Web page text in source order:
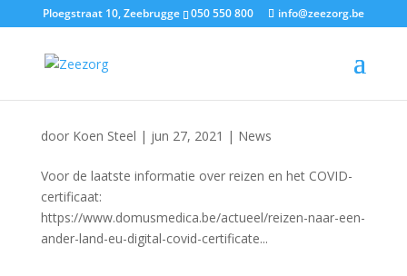
Ploegstraat 10, Zeebrugge 050 550 800 info@zeezorg.be
door Koen Steel | jun 27, 2021 | News
Voor de laatste informatie over reizen en het COVID-
certificaat:
https://www.domusmedica.be/actueel/reizen-naar-een-
ander-land-eu-digital-covid-certificate...